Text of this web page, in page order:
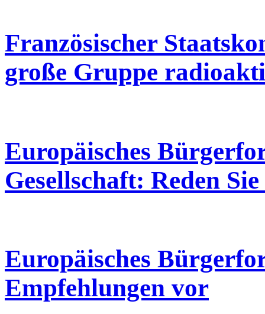
Französischer
große Gruppe
Europäisches
Gesellschaft: Reden
Europäisches
Empfehlungen vor